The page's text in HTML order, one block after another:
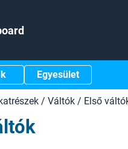
Egyesület
/ Váltók / Első